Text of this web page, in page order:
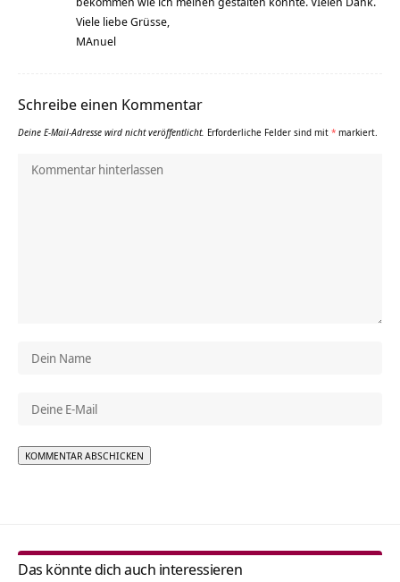
Viele liebe Grüsse,
MAnuel
Schreibe einen Kommentar
Deine E-Mail-Adresse wird nicht veröffentlicht. Erforderliche Felder sind mit * markiert.
Das könnte dich auch interessieren